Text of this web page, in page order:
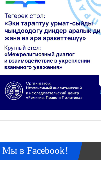
Мы в Facebook!